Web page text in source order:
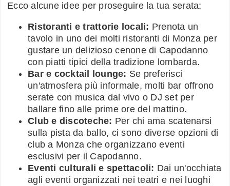
Ecco alcune idee per proseguire la tua serata:
Ristoranti e trattorie locali: Prenota un
tavolo in uno dei molti ristoranti di Monza per
gustare un delizioso cenone di Capodanno
con piatti tipici della tradizione lombarda.
Bar e cocktail lounge: Se preferisci
un'atmosfera più informale, molti bar offrono
serate con musica dal vivo o DJ set per
ballare fino alle prime ore del mattino.
Club e discoteche: Per chi ama scatenarsi
sulla pista da ballo, ci sono diverse opzioni di
club a Monza che organizzano eventi
esclusivi per il Capodanno.
Eventi culturali e spettacoli: Dai un'occhiata
agli eventi organizzati nei teatri e nei luoghi